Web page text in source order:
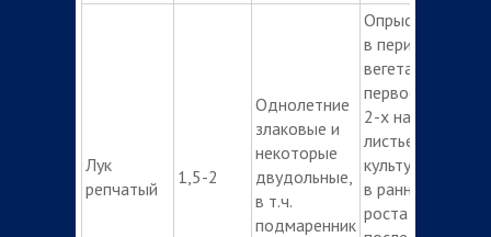
Лук
репчатый
1,5-2
Однолетние
злаковые и
некоторые
двудольные,
в т.ч.
подмаренник
Опрыскивание
в период
вегетации:
первое- с фазы
2-х настоящих
листьев
культуры
в ранние фазы
роста сорняков,